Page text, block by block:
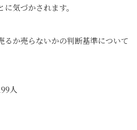
気づかされます。
るか売らないかの判断基準について
人